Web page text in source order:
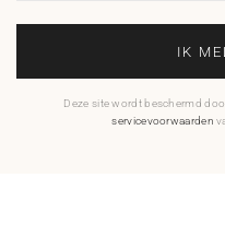
IK
Deze site wordt beschermd
servicevoorwaarden